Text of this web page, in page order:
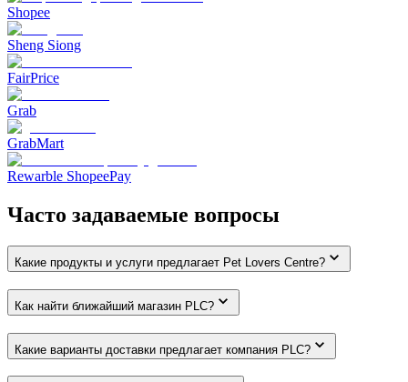
Shopee
Sheng Siong
FairPrice
Grab
GrabMart
Rewarble ShopeePay
Часто задаваемые вопросы
Какие продукты и услуги предлагает Pet Lovers Centre?
Как найти ближайший магазин PLC?
Какие варианты доставки предлагает компания PLC?